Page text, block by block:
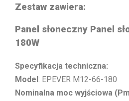
Zestaw zawiera:
Panel słoneczny Panel
180W
Specyfikacja techniczna:
Model : EPEVER M12-66-180
Nominalna moc wyjściowa